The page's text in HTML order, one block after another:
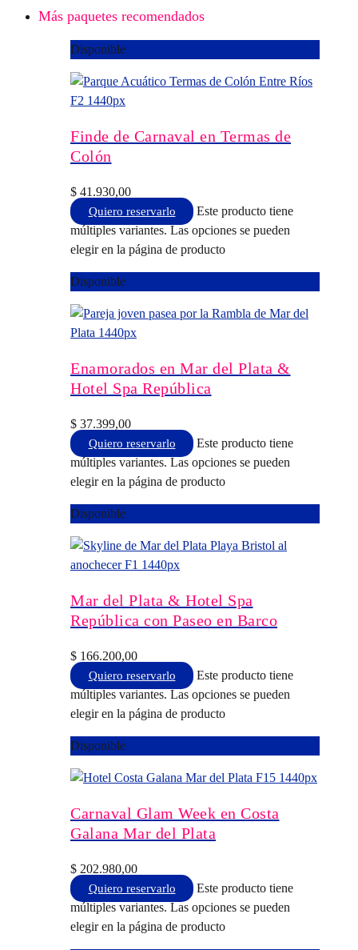
Más paquetes recomendados
Disponible
Finde de Carnaval en Termas de
Colón
$ 41.930,00
Quiero reservarlo
Este producto tiene
múltiples variantes. Las opciones se pueden
elegir en la página de producto
Disponible
Enamorados en Mar del Plata &
Hotel Spa República
$ 37.399,00
Quiero reservarlo
Este producto tiene
múltiples variantes. Las opciones se pueden
elegir en la página de producto
Disponible
Mar del Plata & Hotel Spa
República con Paseo en Barco
$ 166.200,00
Quiero reservarlo
Este producto tiene
múltiples variantes. Las opciones se pueden
elegir en la página de producto
Disponible
Carnaval Glam Week en Costa
Galana Mar del Plata
$ 202.980,00
Quiero reservarlo
Este producto tiene
múltiples variantes. Las opciones se pueden
elegir en la página de producto